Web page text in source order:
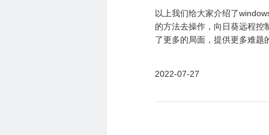
以上我们给大家介绍了
的方法去操作，向日葵远程控
了更多的局面，提供更多难题
2022-07-27